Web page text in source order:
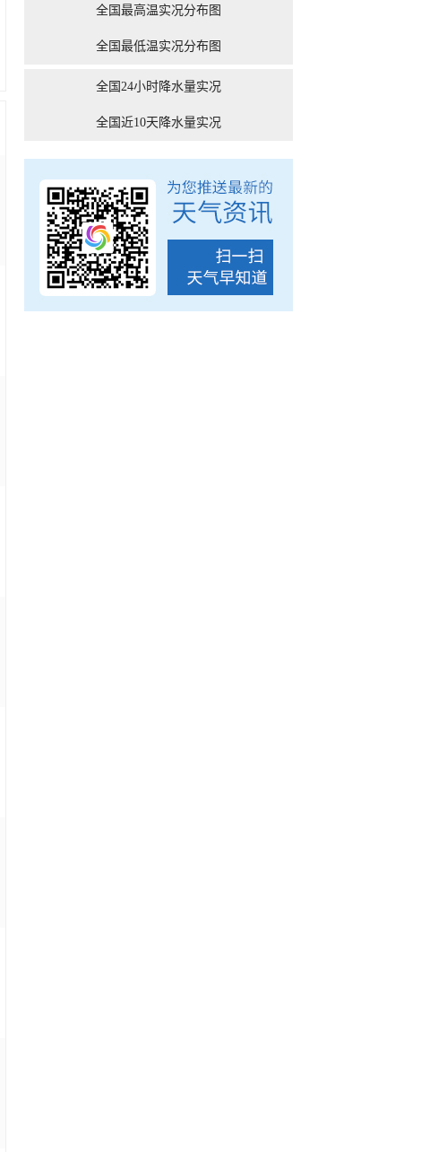
台风“白海豚”逼近 游客从
前方高能！ 看地球从未如
全国最高温实况分布图
全国最低温实况分布图
全国24小时降水量实况
全国近10天降水量实况